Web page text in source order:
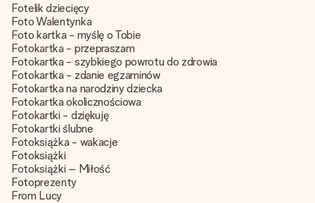
Fotelik dziecięcy
Foto Walentynka
Foto kartka - myślę o Tobie
Fotokartka - przepraszam
Fotokartka - szybkiego powrotu do zdrowia
Fotokartka - zdanie egzaminów
Fotokartka na narodziny dziecka
Fotokartka okolicznościowa
Fotokartki - dziękuję
Fotokartki ślubne
Fotoksiążka - wakacje
Fotoksiążki
Fotoksiążki – Miłość
Fotoprezenty
From Lucy